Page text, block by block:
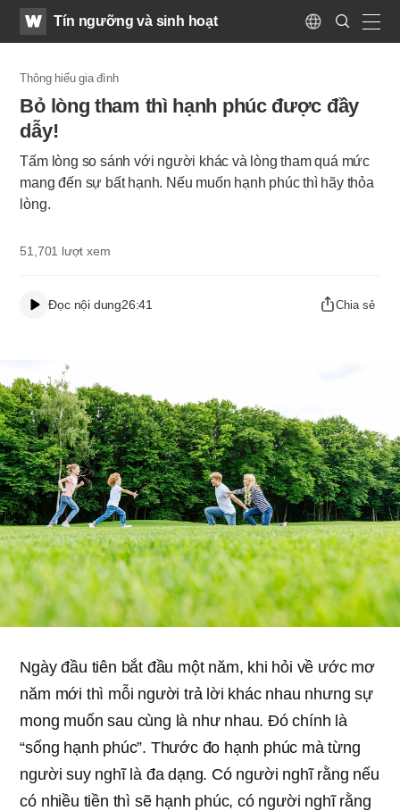
WATVTín ngưỡng và sinh hoạt
Language
Search
Submit
Thông hiểu gia đình
Bỏ lòng tham thì hạnh phúc được đầy
dẫy!
Tấm lòng so sánh với người khác và lòng tham quá mức
mang đến sự bất hạnh. Nếu muốn hạnh phúc thì hãy thỏa
lòng.
51,701 lượt xem
Đọc nội dung26:41 Chia sẻ
Ngày đầu tiên bắt đầu một năm, khi hỏi về ước mơ
năm mới thì mỗi người trả lời khác nhau nhưng sự
mong muốn sau cùng là như nhau. Đó chính là
“sống hạnh phúc”. Thước đo hạnh phúc mà từng
người suy nghĩ là đa dạng. Có người nghĩ rằng nếu
có nhiều tiền thì sẽ hạnh phúc, có người nghĩ rằng